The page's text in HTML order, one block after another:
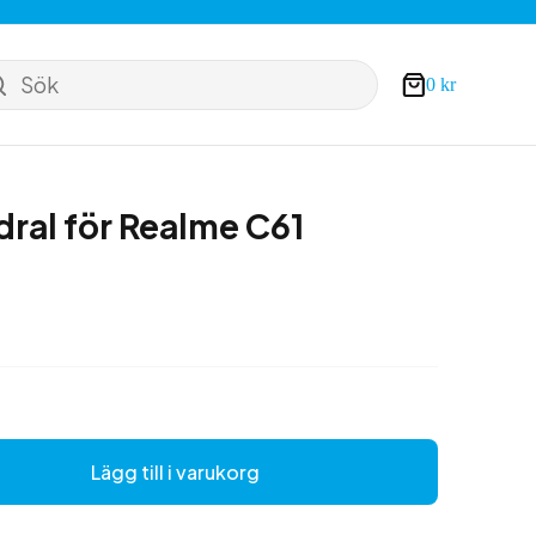
Sök Varukorg
0 kr
för Realme C61
Lägg till i varukorg